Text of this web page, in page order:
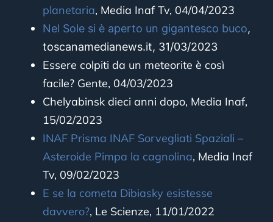
planetaria, Media Inaf Tv, 04/04/2023
Nel Sole si è aperto un gigantesco buco,
toscanamedianews.it, 31/03/2023
Essere colpiti da un meteorite è così
facile? Gente, 04/03/2023
Chelyabinsk dieci anni dopo, Media Inaf,
15/02/2023
INAF Prisma INAF Sorvegliati Spaziali –
Asteroide Pimpa la cagnolina, Media Inaf
Tv, 09/02/2023
E se la cometa Dibiasky esistesse
davvero?, Le Scienze, 11/01/2022